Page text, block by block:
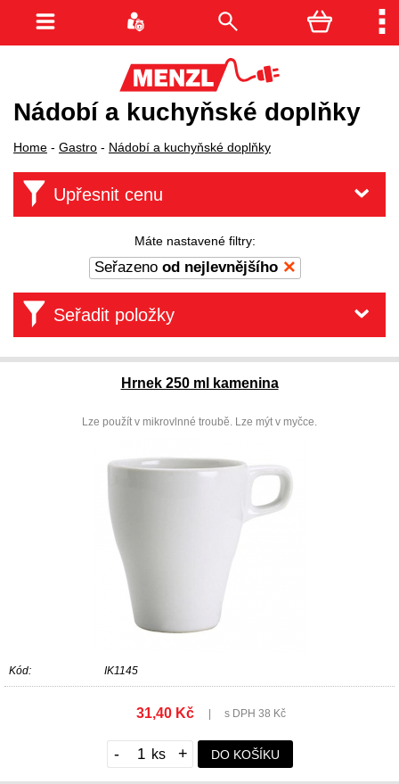
Nádobí a kuchyňské doplňky
Home - Gastro - Nádobí a kuchyňské doplňky
Upřesnit cenu
Máte nastavené filtry:
Seřazeno od nejlevnějšího
Seřadit položky
Hrnek 250 ml kamenina
Lze použít v mikrovlnné troubě. Lze mýt v myčce.
Kód: IK1145
31,40 Kč s DPH 38 Kč
- + DO KOŠÍKU